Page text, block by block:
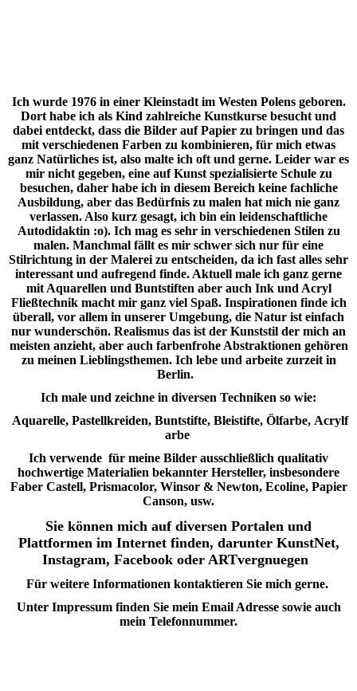
Ich wurde 1976 in einer Kleinstadt im Westen Polens geboren.
Dort habe ich als Kind zahlreiche Kunstkurse besucht und
dabei entdeckt, dass die Bilder auf Papier zu bringen und das
mit verschiedenen Farben zu kombinieren, für mich etwas
ganz Natürliches ist, also malte ich oft und gerne. Leider war es
mir nicht gegeben, eine auf Kunst spezialisierte Schule zu
besuchen, daher habe ich in diesem Bereich keine fachliche
Ausbildung, aber das Bedürfnis zu malen hat mich nie ganz
verlassen. Also kurz gesagt, ich bin ein leidenschaftliche
Autodidaktin :o). Ich mag es sehr in verschiedenen Stilen zu
malen. Manchmal fällt es mir schwer sich nur für eine
Stilrichtung in der Malerei zu entscheiden, da ich fast alles sehr
interessant und aufregend finde. Aktuell male ich ganz gerne
mit Aquarellen und Buntstiften aber auch Ink und Acryl
Fließtechnik macht mir ganz viel Spaß. Inspirationen finde ich
überall, vor allem in unserer Umgebung, die Natur ist einfach
nur wunderschön. Realismus das ist der Kunststil der mich an
meisten anzieht, aber auch farbenfrohe Abstraktionen gehören
zu meinen Lieblingsthemen. Ich lebe und arbeite zurzeit in
Berlin.
Ich male und zeichne in diversen Techniken so wie:
Aquarelle, Pastellkreiden, Buntstifte, Bleistifte, Ölfarbe, Acrylf
arbe
Ich verwende für meine Bilder ausschließlich qualitativ
hochwertige Materialien bekannter Hersteller, insbesondere
Faber Castell, Prismacolor, Winsor & Newton, Ecoline, Papier
Canson, usw.
Sie können mich auf diversen Portalen und
Plattformen im Internet finden, darunter KunstNet,
Instagram, Facebook oder ARTvergnuegen
Für weitere Informationen kontaktieren Sie mich gerne.
Unter Impressum finden Sie mein Email Adresse sowie auch
mein Telefonnummer.